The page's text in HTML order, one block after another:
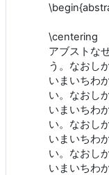
\centering
アブストな
う。なおし
いまいちわ
い。なおし
いまいちわ
い。なおし
いまいちわ
い。なおし
いまいちわ